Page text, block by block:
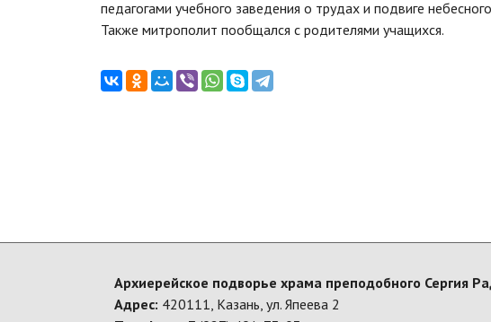
педагогами учебного заведения о трудах и подвиге
Также митрополит пообщался с родителями учащихся.
Архиерейское подворье храма преподобного Сергия
Адрес: 420111, Казань, ул. Япеева 2